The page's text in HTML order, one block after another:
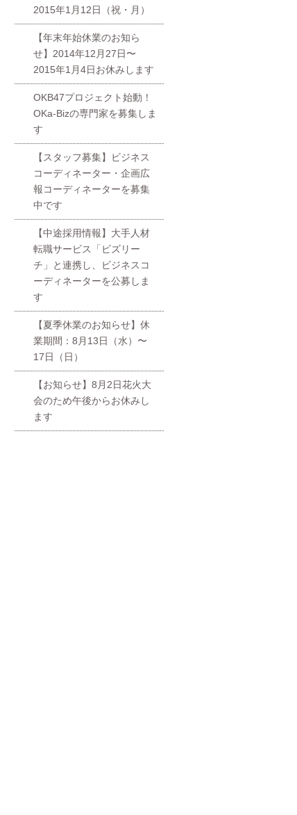
2015年1月12日（祝・月）
【年末年始休業のお知ら
せ】2014年12月27日〜
2015年1月4日お休みします
OKB47プロジェクト始動！
OKa-Bizの専門家を募集しま
す
【スタッフ募集】ビジネス
コーディネーター・企画広
報コーディネーターを募集
中です
【中途採用情報】大手人材
転職サービス「ビズリー
チ」と連携し、ビジネスコ
ーディネーターを公募しま
す
【夏季休業のお知らせ】休
業期間：8月13日（水）〜
17日（日）
【お知らせ】8月2日花火大
会のため午後からお休みし
ます